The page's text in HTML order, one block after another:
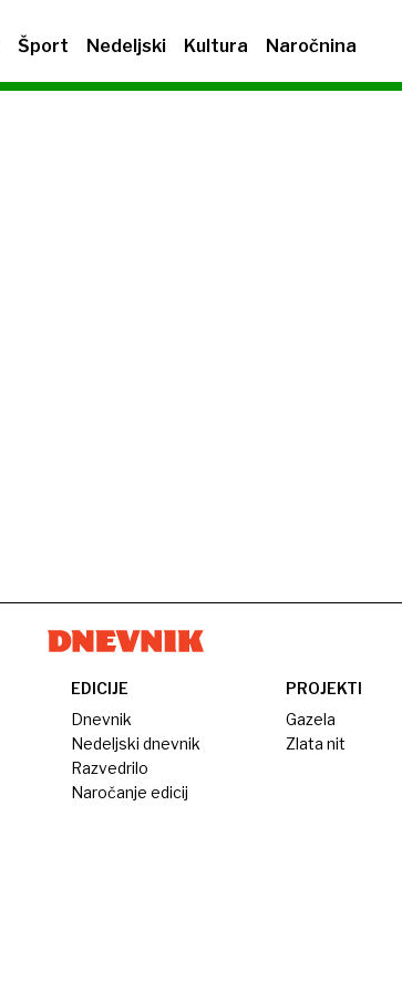
Šport Nedeljski Kultura Naročnina
EDICIJE
Dnevnik
Nedeljski dnevnik
Razvedrilo
Naročanje edicij
PROJEKTI
Gazela
Zlata nit